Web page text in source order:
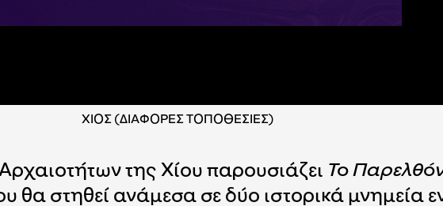
ΧΙΟΣ (ΔΙΑΦΟΡΕΣ ΤΟΠΟΘΕΣΙΕΣ)
της Χίου παρουσιάζει Το
θα στηθεί ανάμεσα σε δύο ιστορικά μνημεία